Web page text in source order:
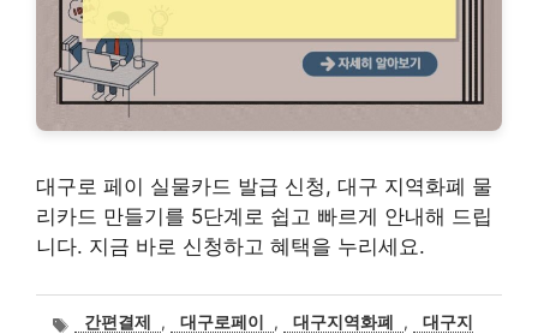
대구로 페이 실물카드 발급 신청, 대구 지역화폐 물
리카드 만들기를 5단계로 쉽고 빠르게 안내해 드립
니다. 지금 바로 신청하고 혜택을 누리세요.
태간편결제 , 대구로페이 , 대구지역화폐 ,
대구지